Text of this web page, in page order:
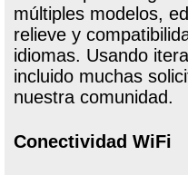
múltiples modelos,
relieve y
idiomas. Usando
incluido muchas
nuestra comunidad.
Conectividad WiFi